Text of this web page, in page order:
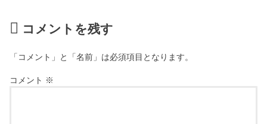
コメントを残す
「コメント」と「名前」は必須項目となります。
コメント ※